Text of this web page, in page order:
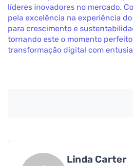
líderes inovadores no mercado.
pela excelência na experiência
para crescimento e
tornando este o momento
transformação digital com
Linda Carter